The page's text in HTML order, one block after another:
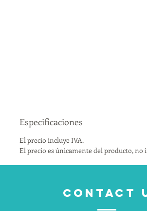
Especificaciones
El precio incluye IVA.
El precio es únicamente del producto, no
CONTACT